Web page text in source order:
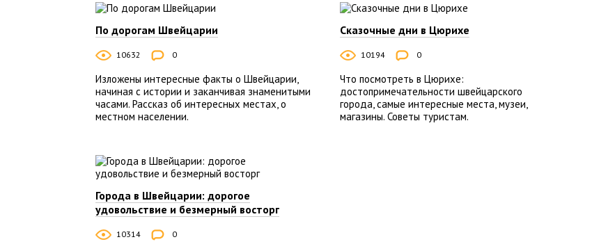
По дорогам Швейцарии
10632 0
Изложены интересные факты о Швейцарии,
начиная с истории и заканчивая знаменитыми
часами. Рассказ об интересных местах, о
местном населении.
Сказочные дни в Цюрихе
10194 0
Что посмотреть в Цюрихе:
достопримечательности швейцарского
города, самые интересные места, музеи,
магазины. Советы туристам.
Города в Швейцарии: дорогое
удовольствие и безмерный восторг
10314 0